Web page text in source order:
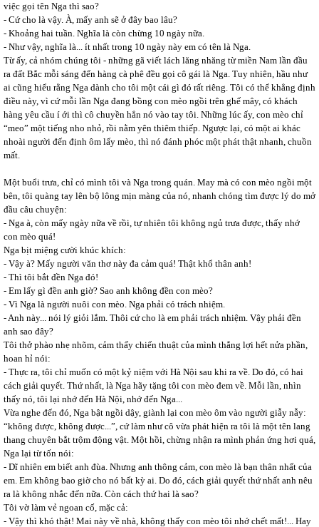
việc gọi tên Nga thì sao?
- Cứ cho là vậy. À, mấy anh sẽ ở đây bao lâu?
- Khoảng hai tuần. Nghĩa là còn chừng 10 ngày nữa.
- Như vậy, nghĩa là... ít nhất trong 10 ngày này em có tên là Nga.
Từ ấy, cả nhóm chúng tôi - những gã viết lách lăng nhăng từ miền Nam lần đầu
ra đất Bắc mỗi sáng đến hàng cà phê đều gọi cô gái là Nga. Tuy nhiên, hầu như
ai cũng hiểu rằng Nga dành cho tôi một cái gì đó rất riêng. Tôi có thể khẳng định
điều này, vì cứ mỗi lần Nga đang bồng con mèo ngồi trên ghế mây, có khách
hàng yêu cầu í ới thì cô chuyền hẳn nó vào tay tôi. Những lúc ấy, con mèo chỉ
“meo” một tiếng nho nhỏ, rồi nằm yên thiêm thiếp. Ngược lại, có một ai khác
nhoài người đến định ôm lấy mèo, thì nó đánh phóc một phát thật nhanh, chuồn
mất.
Một buổi trưa, chỉ có mình tôi và Nga trong quán. May mà có con mèo ngồi một
bên, tôi quàng tay lên bộ lông mịn màng của nó, nhanh chóng tìm được lý do mở
đầu câu chuyện:
- Nga à, còn mấy ngày nữa về rồi, tự nhiên tôi không ngủ trưa được, thấy nhớ
con mèo quá!
Nga bịt miệng cười khúc khích:
- Vậy à? Mấy người văn thơ này đa cảm quá! Thật khổ thân anh!
- Thì tôi bắt đền Nga đó!
- Em lấy gì đền anh giờ? Sao anh không đền con mèo?
- Vì Nga là người nuôi con mèo. Nga phải có trách nhiệm.
- Anh này... nói lý giỏi lắm. Thôi cứ cho là em phải trách nhiệm. Vậy phải đền
anh sao đây?
Tôi thở phào nhẹ nhõm, cảm thấy chiến thuật của mình thắng lợi hết nửa phần,
hoan hỉ nói:
- Thực ra, tôi chỉ muốn có một kỷ niệm với Hà Nội sau khi ra về. Do đó, có hai
cách giải quyết. Thứ nhất, là Nga hãy tặng tôi con mèo đem về. Mỗi lần, nhìn
thấy nó, tôi lại nhớ đến Hà Nội, nhớ đến Nga...
Vừa nghe đến đó, Nga bật ngồi dậy, giành lại con mèo ôm vào người giẫy nẫy:
“không được, không được...”, cứ làm như cô vừa phát hiện ra tôi là một tên lang
thang chuyên bắt trộm động vật. Một hồi, chừng nhận ra mình phản ứng hơi quá,
Nga lại từ tốn nói:
- Dĩ nhiên em biết anh đùa. Nhưng anh thông cảm, con mèo là bạn thân nhất của
em. Em không bao giờ cho nó bất kỳ ai. Do đó, cách giải quyết thứ nhất anh nêu
ra là không nhắc đến nữa. Còn cách thứ hai là sao?
Tôi vờ làm vẻ ngoan cố, mặc cả:
- Vậy thì khó thật! Mai này về nhà, không thấy con mèo tôi nhớ chết mất!... Hay